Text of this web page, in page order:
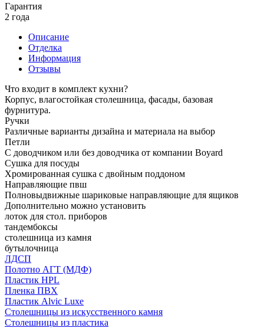
Гарантия
2 года
Описание
Отделка
Информация
Отзывы
Что входит в комплект кухни?
Корпус, влагостойкая столешница, фасады, базовая
фурнитура.
Ручки
Различные варианты дизайна и материала на выбор
Петли
С доводчиком или без доводчика от компании Boyard
Сушка для посуды
Хромированная сушка с двойным поддоном
Направляющие пвш
Полновыдвижные шариковые направляющие для ящиков
Дополнительно можно установить
лоток для стол. приборов
тандембоксы
столешница из камня
бутылочница
ЛДСП
Полотно АГТ (МДФ)
Пластик HPL
Пленка ПВХ
Пластик Alvic Luxe
Столешницы из искусственного камня
Столешницы из пластика